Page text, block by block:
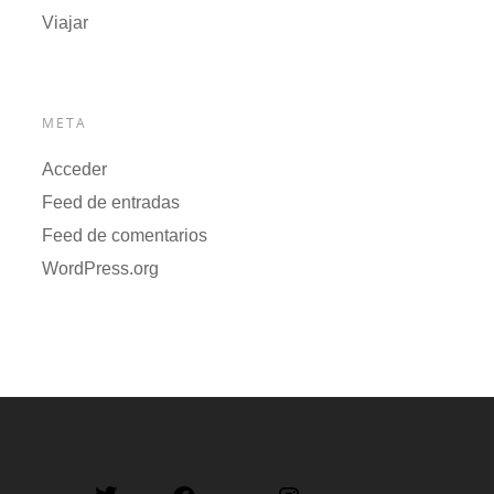
Viajar
META
Acceder
Feed de entradas
Feed de comentarios
WordPress.org